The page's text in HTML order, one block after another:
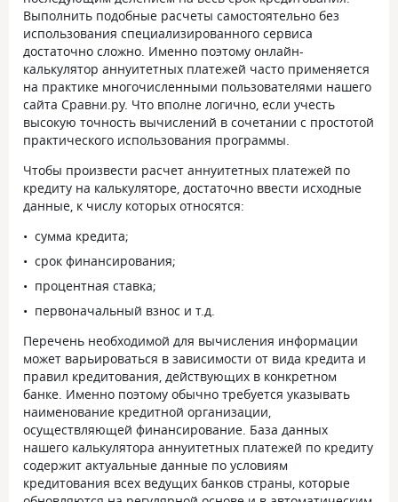
Выполнить подобные расчеты самостоятельно без
использования специализированного сервиса
достаточно сложно. Именно поэтому онлайн-
калькулятор аннуитетных платежей часто применяется
на практике многочисленными пользователями нашего
сайта Сравни.ру. Что вполне логично, если учесть
высокую точность вычислений в сочетании с простотой
практического использования программы.
Чтобы произвести расчет аннуитетных платежей по
кредиту на калькуляторе, достаточно ввести исходные
данные, к числу которых относятся:
сумма кредита;
срок финансирования;
процентная ставка;
первоначальный взнос и т.д.
Перечень необходимой для вычисления информации
может варьироваться в зависимости от вида кредита и
правил кредитования, действующих в конкретном
банке. Именно поэтому обычно требуется указывать
наименование кредитной организации,
осуществляющей финансирование. База данных
нашего калькулятора аннуитетных платежей по кредиту
содержит актуальные данные по условиям
кредитования всех ведущих банков страны, которые